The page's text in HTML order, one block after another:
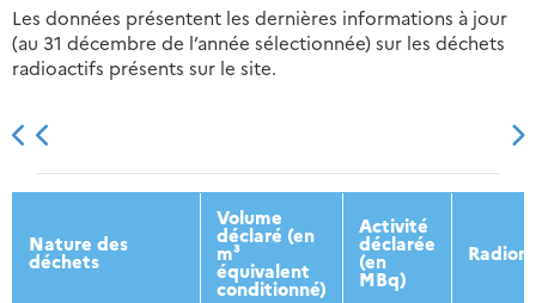
Les données présentent les dernières informations à jour
(au 31 décembre de l’année sélectionnée) sur les déchets
radioactifs présents sur le site.
2013 2014 2015 2016
Nature des
déchets
Volume
déclaré (en
m³
équivalent
conditionné)
Activité
déclarée
(en
MBq)